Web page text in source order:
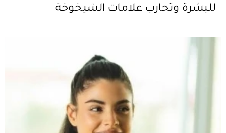
للبشرة وتحارب علامات الشيخوخة